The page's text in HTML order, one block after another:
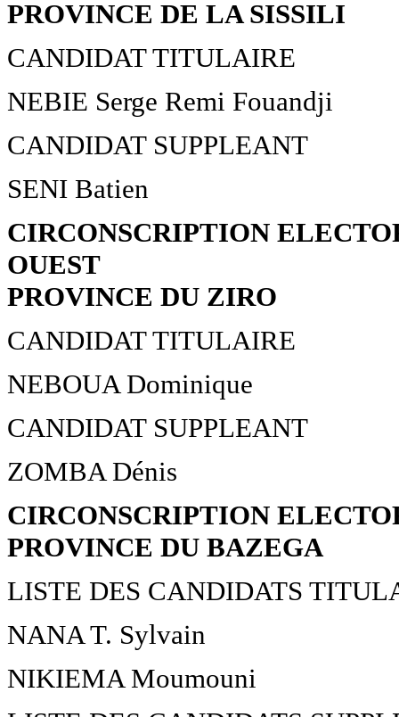
PROVINCE DE LA SISSILI
CANDIDAT TITULAIRE
NEBIE Serge Remi Fouandji
CANDIDAT SUPPLEANT
SENI Batien
CIRCONSCRIPTION
OUEST
PROVINCE DU ZIRO
CANDIDAT TITULAIRE
NEBOUA Dominique
CANDIDAT SUPPLEANT
ZOMBA Dénis
CIRCONSCRIPTION
PROVINCE DU BAZEGA
LISTE DES CANDIDATS
NANA T. Sylvain
NIKIEMA Moumouni